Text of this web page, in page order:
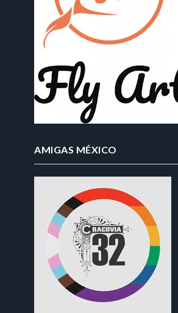
AMIGAS MÉXICO